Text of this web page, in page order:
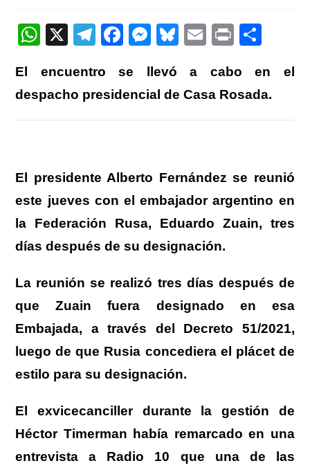
entrada:W
at
s
X
T
e
gr
F
c
e
k
M
ss
e
er
Bl
e
sk
E
ail
Pr
t
m
p
El encuentro se llevó a cabo en el
despacho presidencial de Casa Rosada.
El presidente Alberto Fernández se reunió
este jueves con el embajador argentino en
la Federación Rusa, Eduardo Zuain, tres
días después de su designación.
La reunión se realizó tres días después de
que Zuain fuera designado en esa
Embajada, a través del Decreto 51/2021,
luego de que Rusia concediera el plácet de
estilo para su designación.
El exvicecanciller durante la gestión de
Héctor Timerman había remarcado en una
entrevista a Radio 10 que una de las